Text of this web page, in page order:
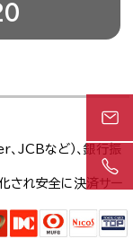
、JCBなど）、銀行振
され安全に決済サー